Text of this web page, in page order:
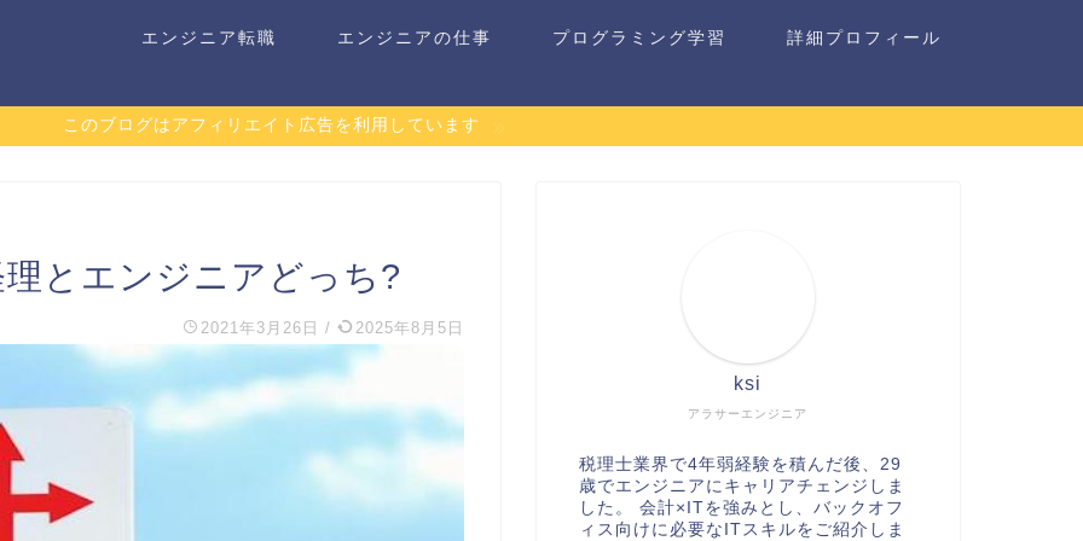
エンジニア転職 エンジニアの仕事 プログラミング学習 詳細プロフィール
このブログはアフィリエイト広告を利用しています
とエンジニアどっち?
2021年3月26日 / 2025年8月5日
アラサーエンジニア
ksi
税理士業界で4年弱経験を積んだ後、29
歳でエンジニアにキャリアチェンジしま
した。 会計×ITを強みとし、バックオフ
ィス向けに必要なITスキルをご紹介しま